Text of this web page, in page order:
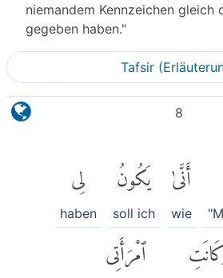
niemandem Kennzeichen gleich
gegeben haben."
Tafsir
8
أَنَّىٰ
wie
يَكُونُ
soll ich
لِى
haben
ٱمْرَأَتِى